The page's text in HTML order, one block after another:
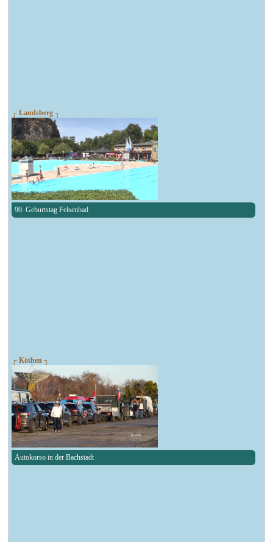
┌ Landsberg ┐
90. Geburtstag Felsenbad
┌ Köthen ┐
Autokorso in der Bachstadt